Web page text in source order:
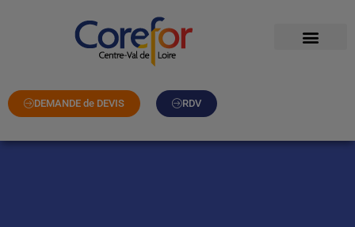
DEMANDE de DEVIS RDV